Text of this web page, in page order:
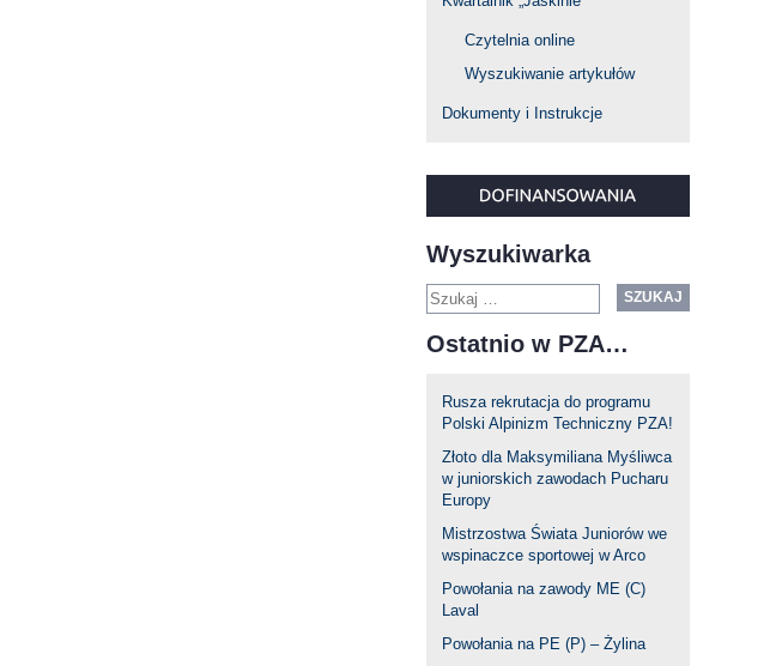
Czytelnia online
Wyszukiwanie artykułów
Dokumenty i Instrukcje
Wyszukiwarka
SZUKAJ
Ostatnio w PZA…
Rusza rekrutacja do programu
Polski Alpinizm Techniczny PZA!
Złoto dla Maksymiliana Myśliwca
w juniorskich zawodach Pucharu
Europy
Mistrzostwa Świata Juniorów we
wspinaczce sportowej w Arco
Powołania na zawody ME (C)
Laval
Powołania na PE (P) – Żylina